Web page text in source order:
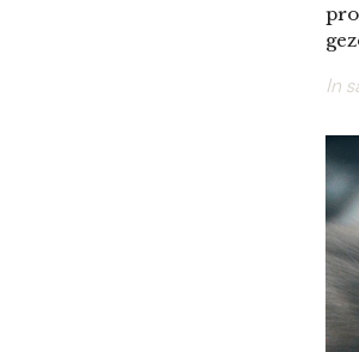
In